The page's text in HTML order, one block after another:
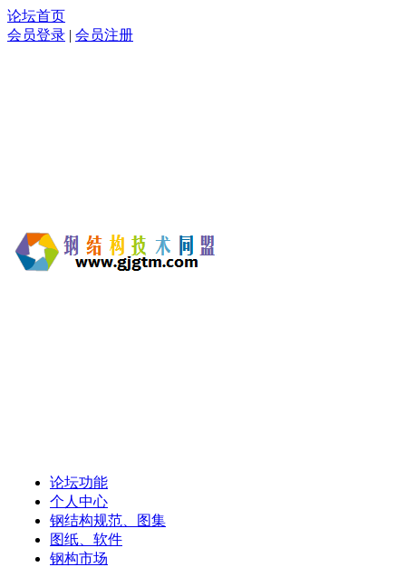
论坛首页
会员登录 | 会员注册
论坛功能
个人中心
钢结构规范、图集
图纸、软件
钢构市场